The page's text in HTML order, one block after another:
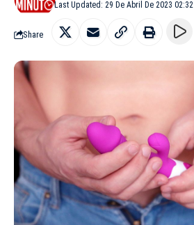
Last Updated: 29 De Abril De 2023 02:32
Share